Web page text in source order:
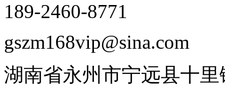
189-2460-8771
gszm168vip@sina.com
湖南省永州市宁远县十